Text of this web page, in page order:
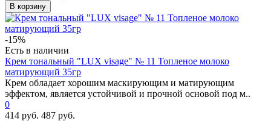
В корзину
-15%
Есть в наличии
Крем тональный "LUX visage" № 11 Топленое молоко
матирующий 35гр
Крем обладает хорошим маскирующим и матирующим
эффектом, является устойчивой и прочной основой под м..
0
414 руб. 487 руб.